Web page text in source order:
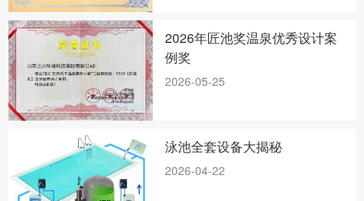
2026年匠池奖温泉优秀设计案
例奖
2026-05-25
泳池全套设备大揭秘
2026-04-22